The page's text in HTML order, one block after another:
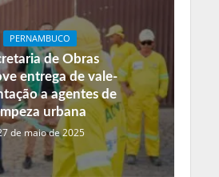
PERNAMBUCO
de Obras
entrega de vale-
a agentes de
urbana
de maio de 2025